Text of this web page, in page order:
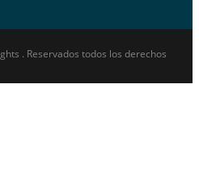
. Reservados todos los derechos